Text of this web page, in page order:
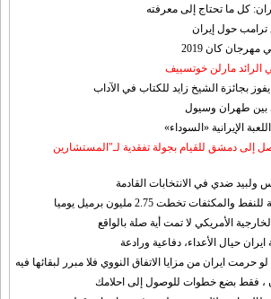
كل ما تحتاج إلى معرفته
حول إيران
الرائد مارلن خوتسييف
بجائزة الشيخ زايد للكتاب في الآداب
بين طهران وسيول
الإيرانية «السوداء»
إلى دمشق للقيام بجولة تفقدية لـ"المستشارين
ولبيد ضدي في الانتخابات القادمة
تخطت 2.75 مليون برميل يوميا
الأمريكي لا تمت أية صلة بالواقع
ايران حيال الأعداء، دفاعية ورادعة
ايران من مزايا الاتفاق النووي فلا مبرر لبقائها فيه
، فقط بضع خطوات للوصول إلى احلامك